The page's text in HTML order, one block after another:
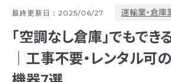
最終更新日：2025/06/27 運輸業・倉庫
「空調なし倉庫」でもで
｜工事不要・レンタル可